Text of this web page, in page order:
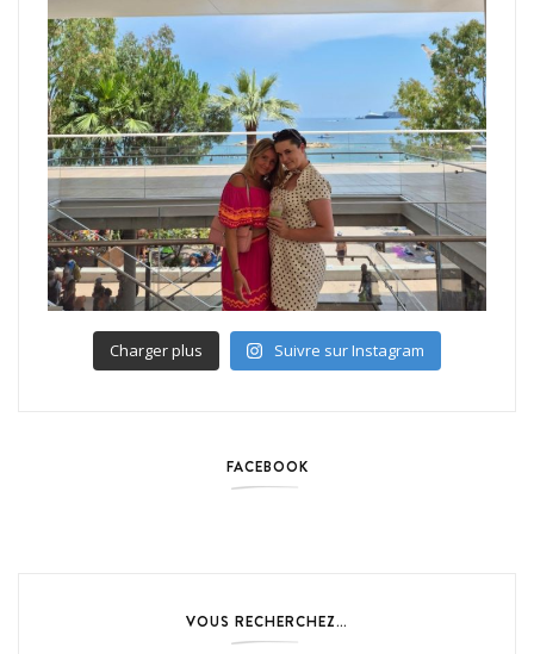
Charger plus Suivre sur Instagram
FACEBOOK
VOUS RECHERCHEZ…